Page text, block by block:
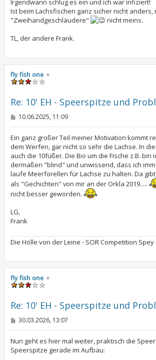
Ist beim Lachsfischen ganz sicher nicht anders,
"Zweihandgeschläudere"
nicht meins.
TL, der andere Frank.
fly fish one
Re: 10' EH - Speerspitze und
B
t
r
a
g
10.06.2025, 11:09
Ein ganz großer Teil meiner Motivation kommt
dem Werfen, gar nicht so sehr die Lachse. In
auch die 10füßer. Die Bio um die Fische z.B. bin
dermaßen "blind" und unwissend, dass ich
laufe Meerforellen für Lachse zu halten. Da
als "Gechichten" von mir an der Orkla 2019.....
nicht besser geworden.
LG,
Frank
Die Hölle von der Leine - SOR Competition
fly fish one
Re: 10' EH - Speerspitze und
B
t
r
a
30.03.2026, 13:07
Nun geht es hier mal weiter, praktisch die
Speerspitze gerade im Aufbau: